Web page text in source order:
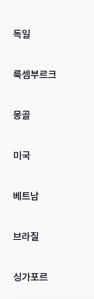
독일
룩셈부르크
몽골
미국
베트남
브라질
싱가포르